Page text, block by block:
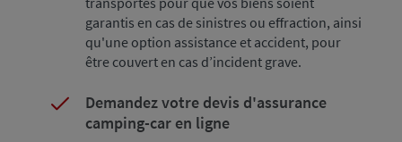
garantis en cas de sinistres ou effraction, ainsi
qu'une option assistance et accident, pour
être couvert en cas d’incident grave.
Demandez votre devis d'assurance
camping-car en ligne